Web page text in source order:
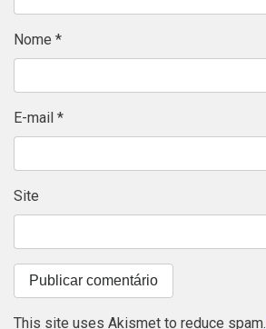
Nome *
E-mail *
Site
This site uses Akismet to reduce spam.